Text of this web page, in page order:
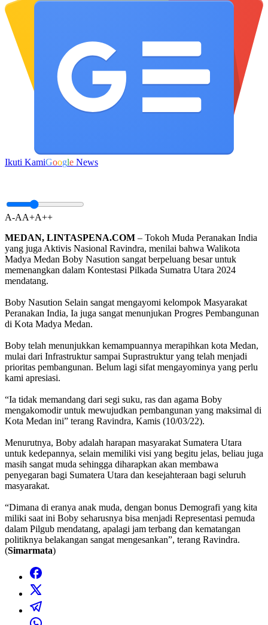
Ikuti KamiGoogle News
A-AA+A++
MEDAN, LINTASPENA.COM – Tokoh Muda Peranakan India
yang juga Aktivis Nasional Ravindra, menilai bahwa Walikota
Madya Medan Boby Nasution sangat berpeluang besar untuk
memenangkan dalam Kontestasi Pilkada Sumatra Utara 2024
mendatang.
Boby Nasution Selain sangat mengayomi kelompok Masyarakat
Peranakan India, Ia juga sangat menunjukan Progres Pembangunan
di Kota Madya Medan.
Boby telah menunjukkan kemampuannya merapihkan kota Medan,
mulai dari Infrastruktur sampai Suprastruktur yang telah menjadi
prioritas pembangunan. Belum lagi sifat mengayominya yang perlu
kami apresiasi.
“Ia tidak memandang dari segi suku, ras dan agama Boby
mengakomodir untuk mewujudkan pembangunan yang maksimal di
Kota Medan ini” terang Ravindra, Kamis (10/03/22).
Menurutnya, Boby adalah harapan masyarakat Sumatera Utara
untuk kedepannya, selain memiliki visi yang begitu jelas, beliau juga
masih sangat muda sehingga diharapkan akan membawa
penyegaran bagi Sumatera Utara dan kesejahteraan bagi seluruh
masyarakat.
“Dimana di eranya anak muda, dengan bonus Demografi yang kita
miliki saat ini Boby seharusnya bisa menjadi Representasi pemuda
dalam Pilgub mendatang, apalagi jam terbang dan kematangan
politiknya belakangan sangat mengesankan”, terang Ravindra.
(Simarmata)